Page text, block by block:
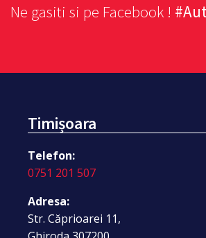
Ne gasiti si pe Facebook !
Timișoara
Telefon:
0751 201 507
Adresa:
Str. Căprioarei 11,